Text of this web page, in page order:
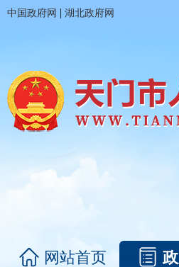
中国政府网 | 湖北政府网
网站首页